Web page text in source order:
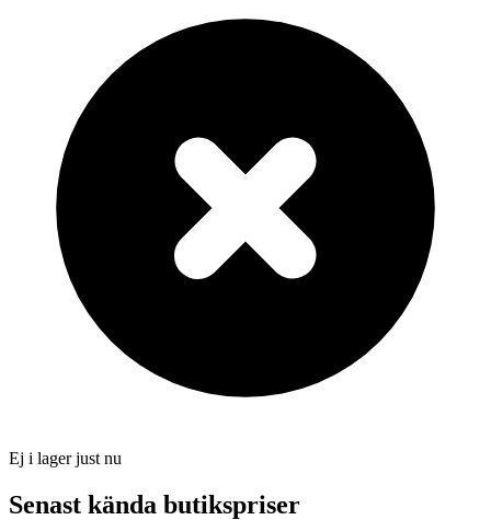
Ej i lager just nu
Senast kända butikspriser